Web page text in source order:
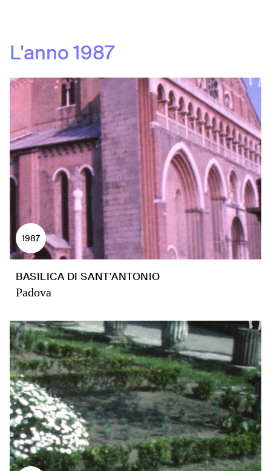
L'anno1987
1987
BASILICA DI SANT'ANTONIO
Padova